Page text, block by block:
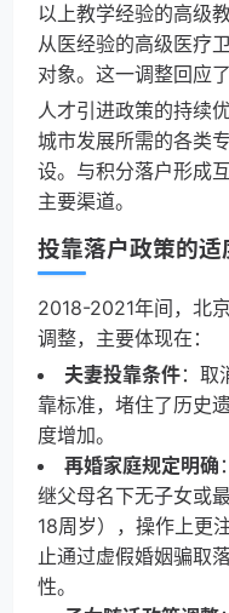
以上教学经验的高级
从医经验的高级医疗
对象。这一调整回应
人才引进政策的持续
城市发展所需的各类
设。与积分落户形成
主要渠道。
投靠落户政策的适
2018-2021年间，北
调整，主要体现在：
夫妻投靠条件：取
靠标准，堵住了历史
度增加。
再婚家庭规定明确
继父母名下无子女或
18周岁），操作上更
止通过虚假婚姻骗取
性。